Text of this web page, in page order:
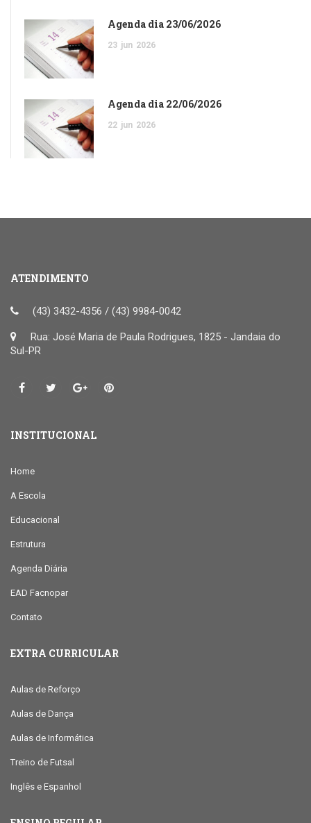
Agenda dia 23/06/2026
23 jun 2026
Agenda dia 22/06/2026
22 jun 2026
ATENDIMENTO
(43) 3432-4356 / (43) 9984-0042
Rua: José Maria de Paula Rodrigues, 1825 - Jandaia do
Sul-PR
INSTITUCIONAL
Home
A Escola
Educacional
Estrutura
Agenda Diária
EAD Facnopar
Contato
EXTRA CURRICULAR
Aulas de Reforço
Aulas de Dança
Aulas de Informática
Treino de Futsal
Inglês e Espanhol